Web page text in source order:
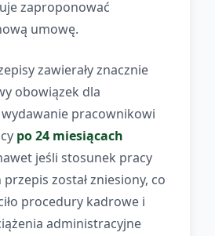
zaproponować
umowę.
zawierały znacznie
obowiązek dla
pracownikowi
po 24 miesiącach
jeśli stosunek pracy
przepis został zniesiony, co
procedury kadrowe i
administracyjne